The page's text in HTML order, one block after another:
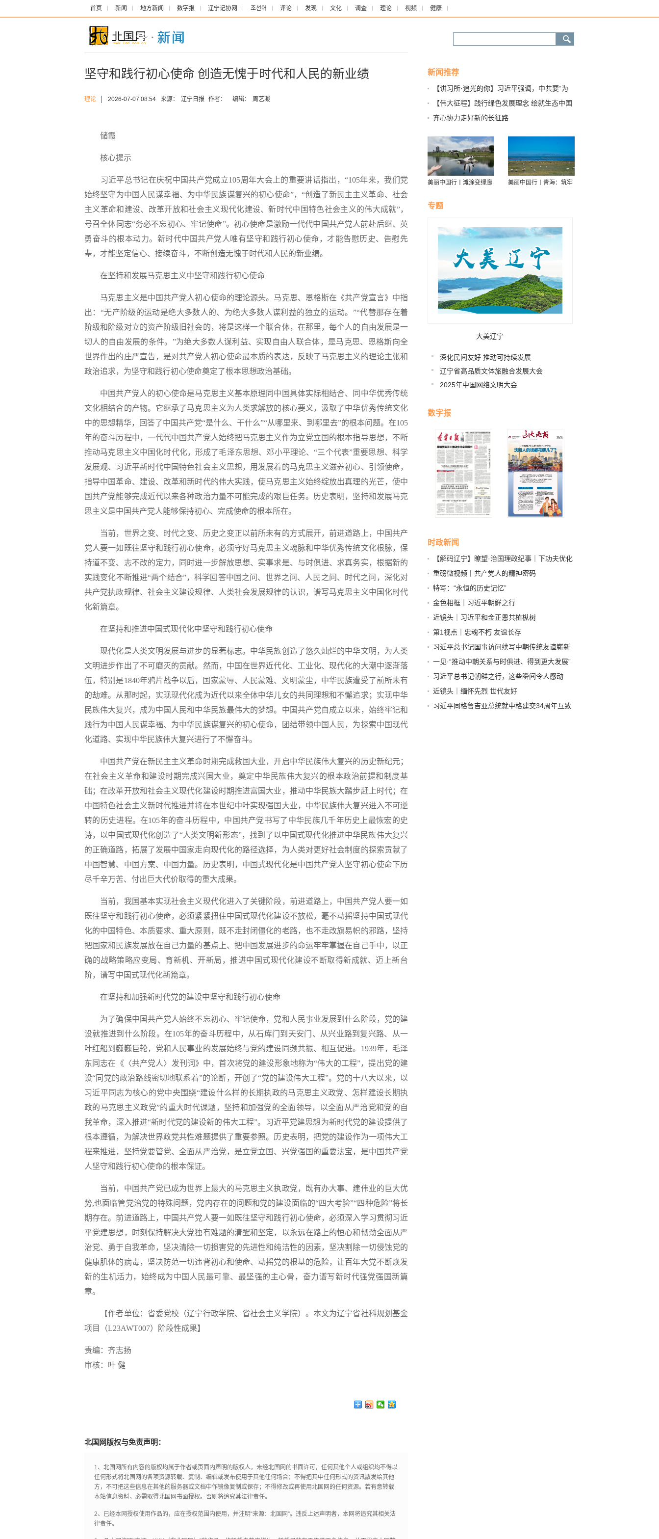
首页 新闻 地方新闻 数字报 辽宁记协网 조선어 评论 发现 文化 调查 理论 视频 健康
坚守和践行初心使命 创造无愧于时代和人民的新业绩
理论 2026-07-07 08:54 来源： 辽宁日报 作者： 编辑： 周艺凝
储霞
核心提示
习近平总书记在庆祝中国共产党成立105周年大会上的重要讲话指出，“105年来，我们党
始终坚守为中国人民谋幸福、为中华民族谋复兴的初心使命”，“创造了新民主主义革命、社会
主义革命和建设、改革开放和社会主义现代化建设、新时代中国特色社会主义的伟大成就”，
号召全体同志“务必不忘初心、牢记使命”。初心使命是激励一代代中国共产党人前赴后继、英
勇奋斗的根本动力。新时代中国共产党人唯有坚守和践行初心使命，才能告慰历史、告慰先
辈，才能坚定信心、接续奋斗，不断创造无愧于时代和人民的新业绩。
在坚持和发展马克思主义中坚守和践行初心使命
马克思主义是中国共产党人初心使命的理论源头。马克思、恩格斯在《共产党宣言》中指
出：“无产阶级的运动是绝大多数人的、为绝大多数人谋利益的独立的运动。”“代替那存在着
阶级和阶级对立的资产阶级旧社会的，将是这样一个联合体，在那里，每个人的自由发展是一
切人的自由发展的条件。”为绝大多数人谋利益、实现自由人联合体，是马克思、恩格斯向全
世界作出的庄严宣告，是对共产党人初心使命最本质的表达，反映了马克思主义的理论主张和
政治追求，为坚守和践行初心使命奠定了根本思想政治基础。
中国共产党人的初心使命是马克思主义基本原理同中国具体实际相结合、同中华优秀传统
文化相结合的产物。它继承了马克思主义为人类求解放的核心要义，汲取了中华优秀传统文化
中的思想精华，回答了中国共产党“是什么、干什么”“从哪里来、到哪里去”的根本问题。在105
年的奋斗历程中，一代代中国共产党人始终把马克思主义作为立党立国的根本指导思想，不断
推动马克思主义中国化时代化，形成了毛泽东思想、邓小平理论、“三个代表”重要思想、科学
发展观、习近平新时代中国特色社会主义思想，用发展着的马克思主义滋养初心、引领使命，
指导中国革命、建设、改革和新时代的伟大实践，使马克思主义始终绽放出真理的光芒，使中
国共产党能够完成近代以来各种政治力量不可能完成的艰巨任务。历史表明，坚持和发展马克
思主义是中国共产党人能够保持初心、完成使命的根本所在。
当前，世界之变、时代之变、历史之变正以前所未有的方式展开，前进道路上，中国共产
党人要一如既往坚守和践行初心使命，必须守好马克思主义魂脉和中华优秀传统文化根脉，保
持道不变、志不改的定力，同时进一步解放思想、实事求是、与时俱进、求真务实，根据新的
实践变化不断推进“两个结合”，科学回答中国之问、世界之问、人民之问、时代之问，深化对
共产党执政规律、社会主义建设规律、人类社会发展规律的认识，谱写马克思主义中国化时代
化新篇章。
在坚持和推进中国式现代化中坚守和践行初心使命
现代化是人类文明发展与进步的显著标志。中华民族创造了悠久灿烂的中华文明，为人类
文明进步作出了不可磨灭的贡献。然而，中国在世界近代化、工业化、现代化的大潮中逐渐落
伍，特别是1840年鸦片战争以后，国家蒙辱、人民蒙难、文明蒙尘，中华民族遭受了前所未有
的劫难。从那时起，实现现代化成为近代以来全体中华儿女的共同理想和不懈追求；实现中华
民族伟大复兴，成为中国人民和中华民族最伟大的梦想。中国共产党自成立以来，始终牢记和
践行为中国人民谋幸福、为中华民族谋复兴的初心使命，团结带领中国人民，为探索中国现代
化道路、实现中华民族伟大复兴进行了不懈奋斗。
中国共产党在新民主主义革命时期完成救国大业，开启中华民族伟大复兴的历史新纪元；
在社会主义革命和建设时期完成兴国大业，奠定中华民族伟大复兴的根本政治前提和制度基
础；在改革开放和社会主义现代化建设时期推进富国大业，推动中华民族大踏步赶上时代；在
中国特色社会主义新时代推进并将在本世纪中叶实现强国大业，中华民族伟大复兴进入不可逆
转的历史进程。在105年的奋斗历程中，中国共产党书写了中华民族几千年历史上最恢宏的史
诗，以中国式现代化创造了“人类文明新形态”，找到了以中国式现代化推进中华民族伟大复兴
的正确道路，拓展了发展中国家走向现代化的路径选择，为人类对更好社会制度的探索贡献了
中国智慧、中国方案、中国力量。历史表明，中国式现代化是中国共产党人坚守初心使命下历
尽千辛万苦、付出巨大代价取得的重大成果。
当前，我国基本实现社会主义现代化进入了关键阶段，前进道路上，中国共产党人要一如
既往坚守和践行初心使命，必须紧紧扭住中国式现代化建设不放松，毫不动摇坚持中国式现代
化的中国特色、本质要求、重大原则，既不走封闭僵化的老路，也不走改旗易帜的邪路，坚持
把国家和民族发展放在自己力量的基点上、把中国发展进步的命运牢牢掌握在自己手中，以正
确的战略策略应变局、育新机、开新局，推进中国式现代化建设不断取得新成就、迈上新台
阶，谱写中国式现代化新篇章。
在坚持和加强新时代党的建设中坚守和践行初心使命
为了确保中国共产党人始终不忘初心、牢记使命，党和人民事业发展到什么阶段，党的建
设就推进到什么阶段。在105年的奋斗历程中，从石库门到天安门、从兴业路到复兴路、从一
叶红船到巍巍巨轮，党和人民事业的发展始终与党的建设同频共振、相互促进。1939年，毛泽
东同志在《〈共产党人〉发刊词》中，首次将党的建设形象地称为“伟大的工程”，提出党的建
设“同党的政治路线密切地联系着”的论断，开创了“党的建设伟大工程”。党的十八大以来，以
习近平同志为核心的党中央围绕“建设什么样的长期执政的马克思主义政党、怎样建设长期执
政的马克思主义政党”的重大时代课题，坚持和加强党的全面领导，以全面从严治党和党的自
我革命，深入推进“新时代党的建设新的伟大工程”。习近平党建思想为新时代党的建设提供了
根本遵循，为解决世界政党共性难题提供了重要参照。历史表明，把党的建设作为一项伟大工
程来推进，坚持党要管党、全面从严治党，是立党立国、兴党强国的重要法宝，是中国共产党
人坚守和践行初心使命的根本保证。
当前，中国共产党已成为世界上最大的马克思主义执政党，既有办大事、建伟业的巨大优
势,也面临管党治党的特殊问题，党内存在的问题和党的建设面临的“四大考验”“四种危险”将长
期存在。前进道路上，中国共产党人要一如既往坚守和践行初心使命，必须深入学习贯彻习近
平党建思想，时刻保持解决大党独有难题的清醒和坚定，以永远在路上的恒心和韧劲全面从严
治党、勇于自我革命，坚决清除一切损害党的先进性和纯洁性的因素，坚决割除一切侵蚀党的
健康肌体的病毒，坚决防范一切违背初心和使命、动摇党的根基的危险，让百年大党不断焕发
新的生机活力，始终成为中国人民最可靠、最坚强的主心骨，奋力谱写新时代强党强国新篇
章。
【作者单位：省委党校（辽宁行政学院、省社会主义学院）。本文为辽宁省社科规划基金
项目（L23AWT007）阶段性成果】
责编：齐志扬
审核：叶 健
北国网版权与免责声明：
1、北国网所有内容的版权均属于作者或页面内声明的版权人。未经北国网的书面许可，任何其他个人或组织均不得以
任何形式将北国网的各项资源转载、复制、编辑或发布使用于其他任何场合；不得把其中任何形式的资讯散发给其他
方，不可把这些信息在其他的服务器或文档中作镜像复制或保存；不得修改或再使用北国网的任何资源。若有意转载
本站信息资料，必需取得北国网书面授权。否则将追究其法律责任。
2、已经本网授权使用作品的，应在授权范围内使用，并注明“来源：北国网”。违反上述声明者，本网将追究其相关法
律责任。
新闻推荐
【讲习所·追光的你】习近平强调，中共要“为
世界和平与发展注入更多正能量”
【伟大征程】践行绿色发展理念 绘就生态中国
壮美画卷
齐心协力走好新的长征路
美丽中国行丨滩涂变绿廊
生态走廊
美丽中国行丨青海：筑牢
专题
大美辽宁
深化民间友好 推动可持续发展
辽宁省高品质文体旅融合发展大会
2025年中国网络文明大会
数字报
时政新闻
【解码辽宁】瞭望·治国理政纪事｜下功夫优化
营商环境
重磅微视频丨共产党人的精神密码
特写：“永恒的历史记忆”
金色相框｜习近平朝鲜之行
近镜头｜习近平和金正恩共植枞树
第1视点｜忠魂不朽 友谊长存
习近平总书记国事访问续写中朝传统友谊崭新
篇章
一见·“推动中朝关系与时俱进、得到更大发展”
习近平总书记朝鲜之行，这些瞬间令人感动
近镜头｜缅怀先烈 世代友好
习近平同格鲁吉亚总统就中格建交34周年互致